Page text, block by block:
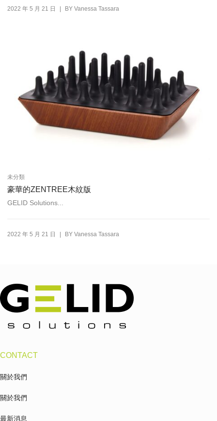
2022 年 5 月 21 日 | BY Vanessa Tassara
未分類
豪華的ZENTREE木紋版
GELID Solutions...
2022 年 5 月 21 日 BY Vanessa Tassara
CONTACT
關於我們
關於我們
最新消息